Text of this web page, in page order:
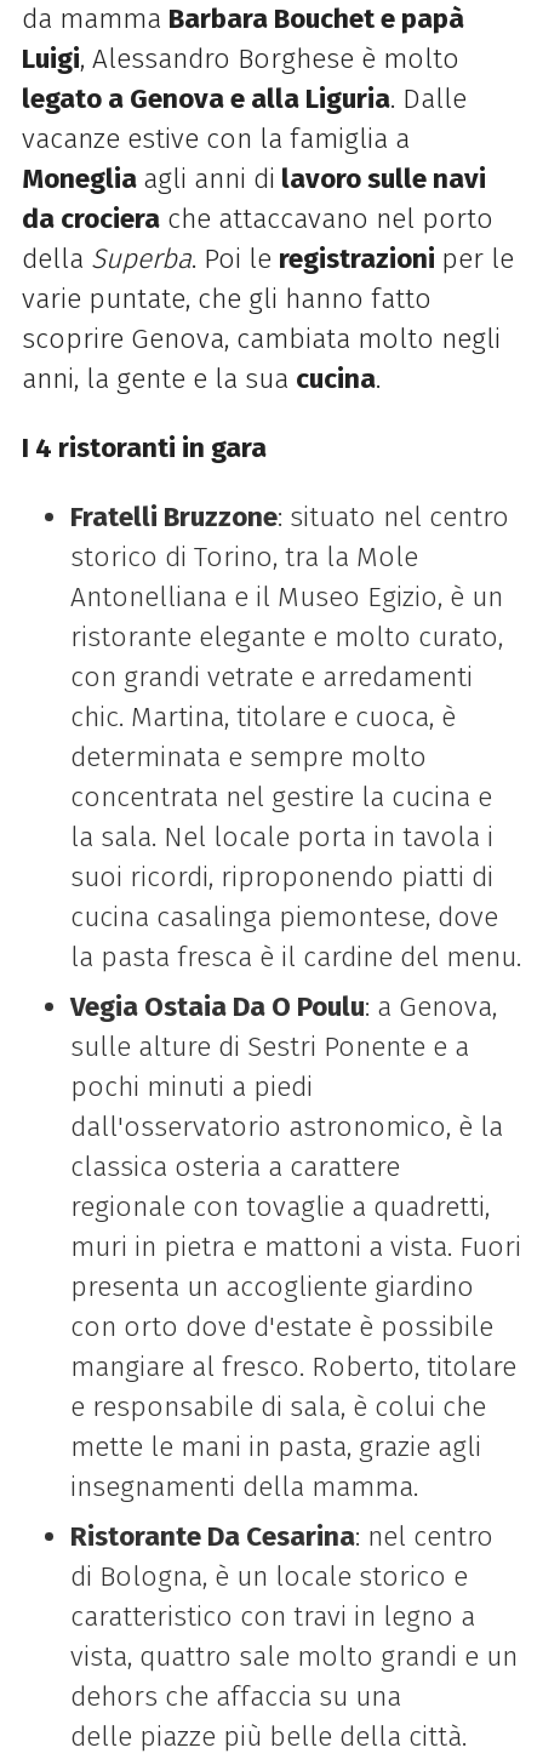
da mamma Barbara Bouchet e papà
Luigi, Alessandro Borghese è molto
legato a Genova e alla Liguria. Dalle
vacanze estive con la famiglia a
Moneglia agli anni di lavoro sulle navi
da crocierache attaccavano nel porto
della Superba. Poi le registrazioni per le
varie puntate, che gli hanno fatto
scoprire Genova, cambiata molto negli
anni, la gente e la sua cucina.
I 4 ristoranti in gara
Fratelli Bruzzone: situato nel centro
storico di Torino, tra la Mole
Antonelliana e il Museo Egizio, è un
ristorante elegante e molto curato,
con grandi vetrate e arredamenti
chic. Martina, titolare e cuoca, è
determinata e sempre molto
concentrata nel gestire la cucina e
la sala. Nel locale porta in tavola i
suoi ricordi, riproponendo piatti di
cucina casalinga piemontese, dove
la pasta fresca è il cardine del menu.
Vegia Ostaia Da O Poulu: a Genova,
sulle alture di Sestri Ponente e a
pochi minuti a piedi
dall'osservatorio astronomico, è la
classica osteria a carattere
regionale con tovaglie a quadretti,
muri in pietra e mattoni a vista. Fuori
presenta un accogliente giardino
con orto dove d'estate è possibile
mangiare al fresco. Roberto, titolare
e responsabile di sala, è colui che
mette le mani in pasta, grazie agli
insegnamenti della mamma.
Ristorante Da Cesarina: nel centro
di Bologna, è un locale storico e
caratteristico con travi in legno a
vista, quattro sale molto grandi e un
dehors che affaccia su una
delle piazze più belle della città.